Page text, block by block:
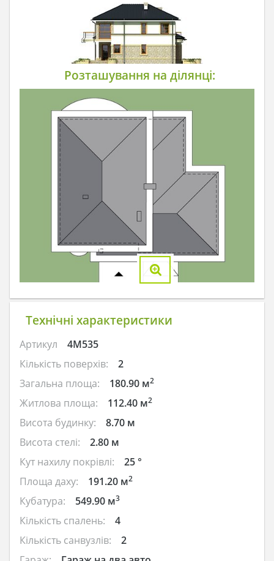
Розташування на ділянці:
Технічні характеристики
Артикул
4M535
Кількість поверхів:
2
Загальна площа:
180.90 м2
Житлова площа: 112.40 м2
Висота будинку:
8.70 м
Висота стелі:
2.80 м
Кут нахилу покрівлі:
25 °
Площа даху:
191.20 м2
Кубатура: 549.90 м3
Кількість спалень:
4
Кількість санвузлів:
2